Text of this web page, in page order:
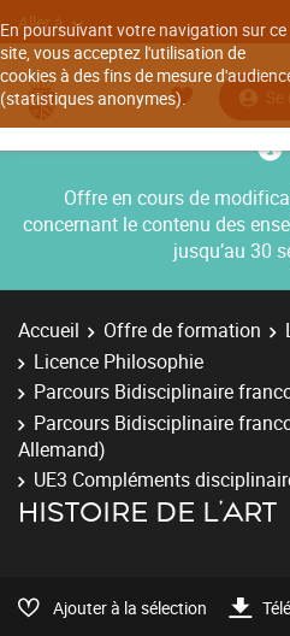
En poursuivant votre navigation sur ce
site, vous acceptez l'utilisation de
cookies à des fins de mesure
(statistiques anonymes).
Aller à
Se
Offre en cours de
concernant le contenu des
jusqu’au 30
Accueil Offre de formation
Licence Philosophie
Parcours Bidisciplinaire
Parcours Bidisciplinaire
Allemand)
UE3 Compléments
HISTOIRE DE L'ART
Ajouter à la sélection